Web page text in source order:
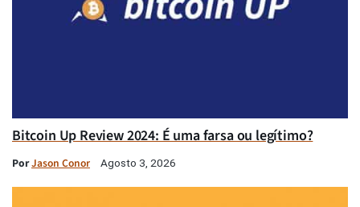
Bitcoin Up Review 2024: É uma farsa ou legítimo?
PorJason Conor Agosto 3, 2026